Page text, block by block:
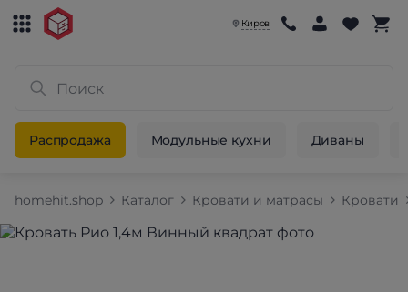
Киров
Распродажа Модульные кухни Диваны
homehit.shop Каталог Кровати и матрасы Кровати